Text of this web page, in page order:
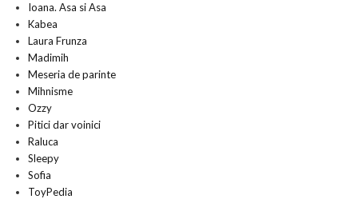
Ioana. Asa si Asa
Kabea
Laura Frunza
Madimih
Meseria de parinte
Mihnisme
Ozzy
Pitici dar voinici
Raluca
Sleepy
Sofia
ToyPedia